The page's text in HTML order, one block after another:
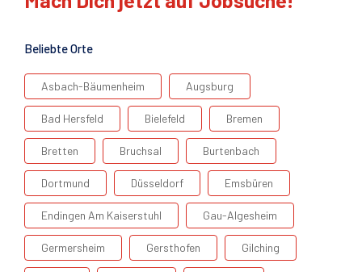
Beliebte Orte
Asbach-Bäumenheim Augsburg
Bad Hersfeld Bielefeld Bremen
Bretten Bruchsal Burtenbach
Dortmund Düsseldorf Emsbüren
Endingen Am Kaiserstuhl Gau-Algesheim
Germersheim Gersthofen Gilching